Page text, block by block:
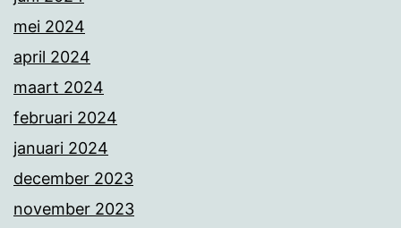
mei 2024
april 2024
maart 2024
februari 2024
januari 2024
december 2023
november 2023